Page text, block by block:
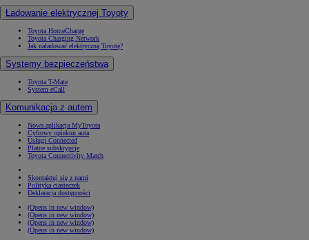
Ładowanie elektrycznej Toyoty
Toyota HomeCharge
Toyota Charging Network
Jak naładować elektryczną Toyotę?
Systemy bezpieczeństwa
Toyota T-Mate
System eCall
Komunikacja z autem
Nowa aplikacja MyToyota
Cyfrowy opiekun auta
Usługi Connected
Płatne subskrypcje
Toyota Connectivity Match
Skontaktuj się z nami
Polityka ciasteczek
Deklaracja dostępności
(Opens in new window)
(Opens in new window)
(Opens in new window)
(Opens in new window)